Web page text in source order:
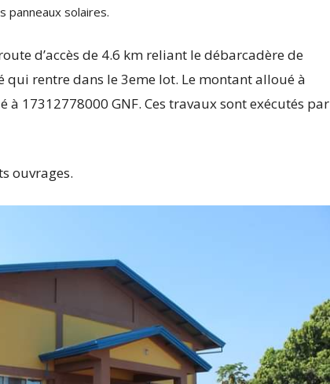
panneaux solaires.
d’accès de 4.6 km reliant le débarcadère de
rentre dans le 3eme lot. Le montant alloué à
17312778000 GNF. Ces travaux sont exécutés par
ouvrages.